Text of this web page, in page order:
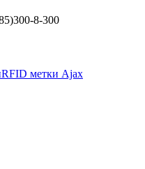
8-300
RFID метки Ajax